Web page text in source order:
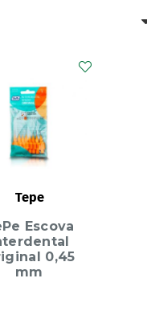
Tepe
Escova
0,45
mm